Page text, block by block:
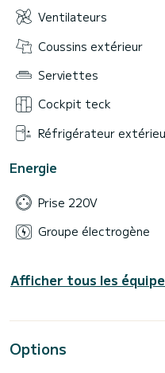
Ventilateurs
Coussins extérieur
Serviettes
Cockpit teck
Réfrigérateur
Energie
Prise 220V
Groupe électrogène
Afficher tous les
Options